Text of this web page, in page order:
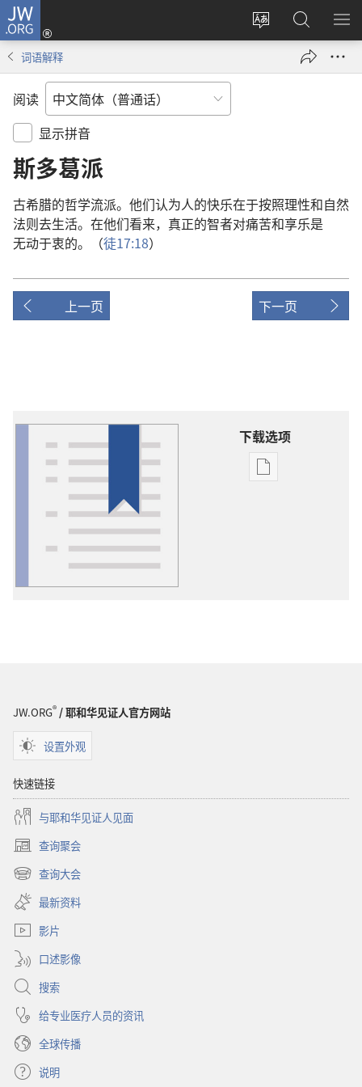
JW.ORG
更
登
录
（打
搜
索
JW.ORG
显
词语解释
阅读
显示拼音
斯多葛派
古希腊的哲学流派。 他们认为人的快乐在于按照理性和自然
法则去生活。 在他们看来， 真正的智者对痛苦和享乐是
无动于衷的。（徒17:18）
上一页 下一页
下载选项
出
JW.ORG®/ 耶和华见证人官方网站
设置外观
快速链接
与耶和华见证人见面
查询聚会
（打
开
新
窗
口）
查询大会
（打
开
新
窗
最新资料
影片
口述影像
搜索
给专业医疗人员的资讯
全球传播
说明